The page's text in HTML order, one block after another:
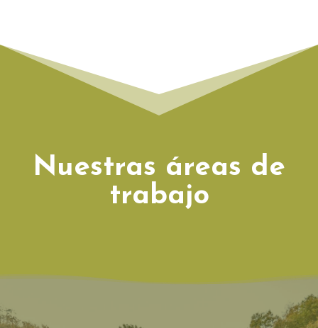
Nuestras áreas de
trabajo